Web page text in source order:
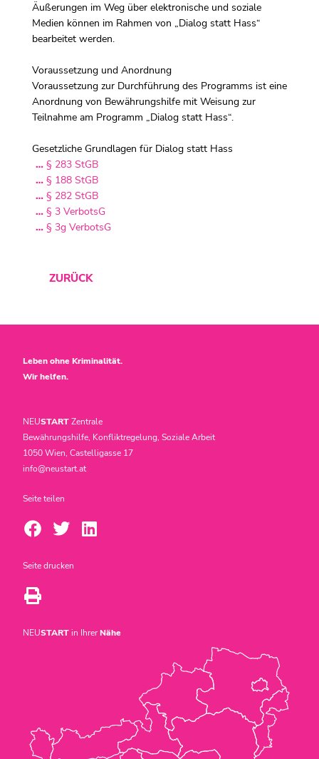
Äußerungen im Weg über elektronische und soziale
Medien können im Rahmen von „Dialog statt Hass“
bearbeitet werden.
Voraussetzung und Anordnung
Voraussetzung zur Durchführung des Programms ist eine
Anordnung von Bewährungshilfe mit Weisung zur
Teilnahme am Programm „Dialog statt Hass“.
Gesetzliche Grundlagen für Dialog statt Hass
§ 283 StGB
§ 188 StGB
§ 282 StGB
§ 3 VerbotsG
§ 3g VerbotsG
ZURÜCK
Leben ohne Kriminalität.
Wir helfen.
NEUSTARTZentrale
Bewährungshilfe, Konfliktregelung, Soziale Arbeit
1050 Wien, Castelligasse 17
info@neustart.at
Seite teilen
Seite drucken
NEUSTARTin IhrerNähe